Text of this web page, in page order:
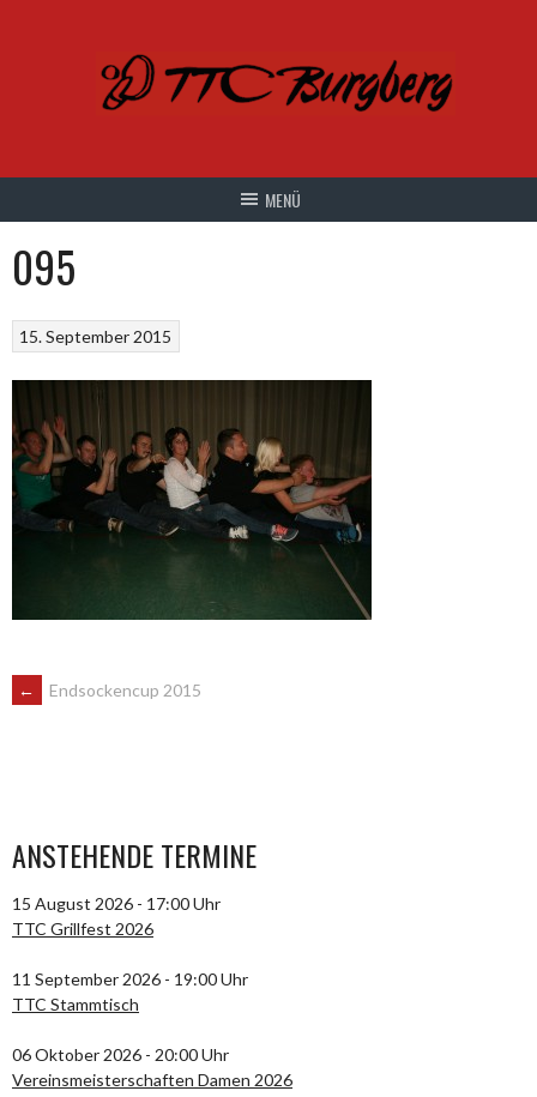
095
15. September 2015
ARTIKEL-
← Endsockencup 2015
ANSTEHENDE TERMINE
15 August 2026 - 17:00 Uhr
TTC Grillfest 2026
11 September 2026 - 19:00 Uhr
TTC Stammtisch
06 Oktober 2026 - 20:00 Uhr
Vereinsmeisterschaften Damen 2026